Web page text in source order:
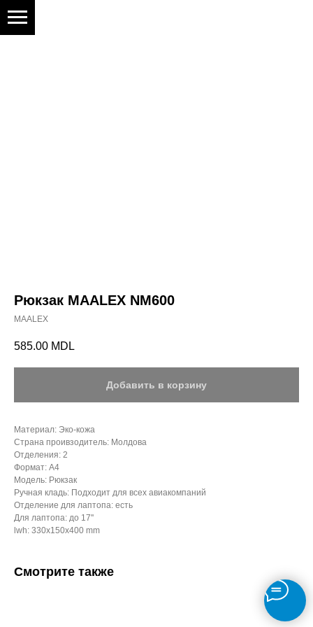
Рюкзак MAALEX NM600
MAALEX
585.00 MDL
Добавить в корзину
Материал: Эко-кожа
Страна проивзодитель: Молдова
Отделения: 2
Формат: А4
Модель: Рюкзак
Ручная кладь: Подходит для всех авиакомпаний
Отделение для лаптопа: есть
Для лаптопа: до 17''
lwh: 330x150x400 mm
Смотрите также